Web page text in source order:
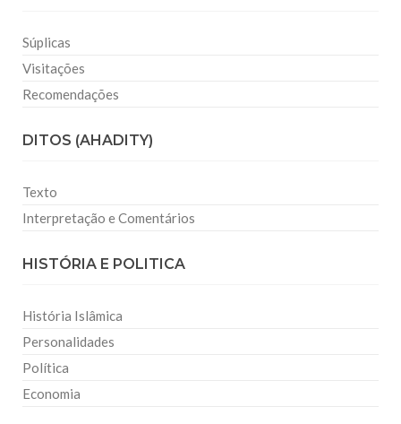
Súplicas
Visitações
Recomendações
DITOS (AHADITY)
Texto
Interpretação e Comentários
HISTÓRIA E POLITICA
História Islâmica
Personalidades
Política
Economia